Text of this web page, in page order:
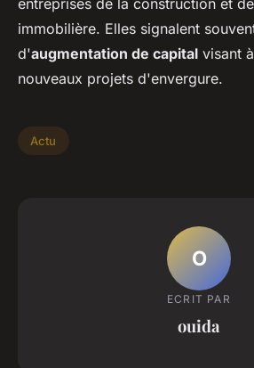
entreprises de la construction et
immobilière. Elles signalent
d'augmentation de capital visant
nouveaux projets d'envergure.
Actu
O
ECRIT PAR
ouida